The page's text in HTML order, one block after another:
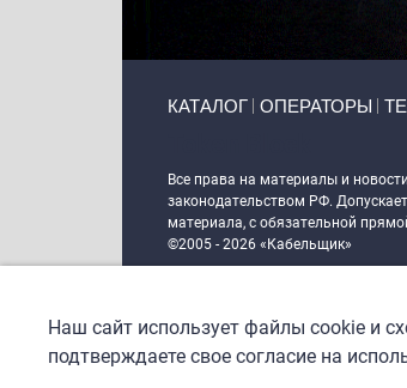
КАТАЛОГ ОПЕРАТОРЫ
Все права на материалы и
законодательством РФ.
материала, с обязательной
©2005 - 2026 «Кабельщик»
DrupalCoder — поддержка сайта c
Наш сайт использует файлы cookie и
подтверждаете свое согласие на